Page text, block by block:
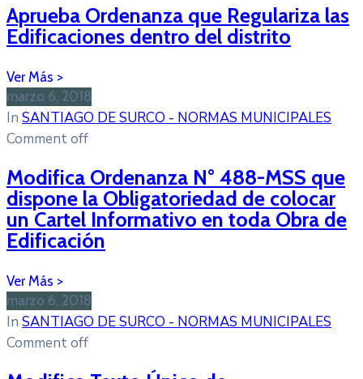
Aprueba Ordenanza que Regulariza las
Edificaciones dentro del distrito
marzo 6, 2018
In SANTIAGO DE SURCO - NORMAS MUNICIPALES
Comment off
Modifica Ordenanza N° 488-MSS que
dispone la Obligatoriedad de colocar
un Cartel Informativo en toda Obra de
Edificación
marzo 6, 2018
In SANTIAGO DE SURCO - NORMAS MUNICIPALES
Comment off